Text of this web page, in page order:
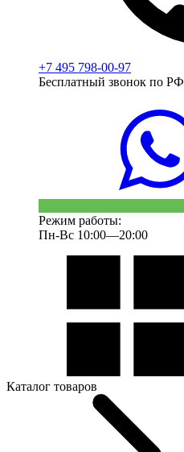
+7 495 798-00-97
Бесплатный звонок по РФ
Режим работы:
Пн-Вс 10:00—20:00
Каталог товаров